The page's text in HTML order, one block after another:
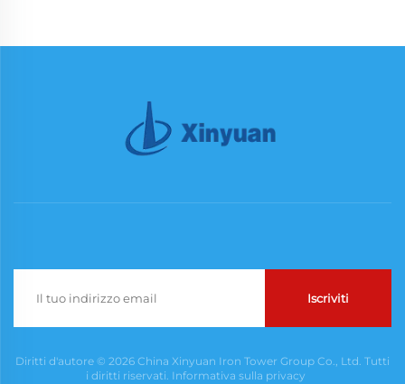
Iscriviti
Diritti d'autore © 2026 China Xinyuan Iron Tower Group Co., Ltd. Tutti
i diritti riservati. Informativa sulla privacy